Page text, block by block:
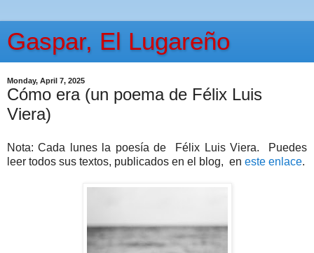
Gaspar, El Lugareño
Monday, April 7, 2025
Cómo era (un poema de Félix Luis
Viera)
Nota: Cada lunes la poesía de Félix Luis Viera. Puedes
leer todos sus textos, publicados en el blog, en este enlace.